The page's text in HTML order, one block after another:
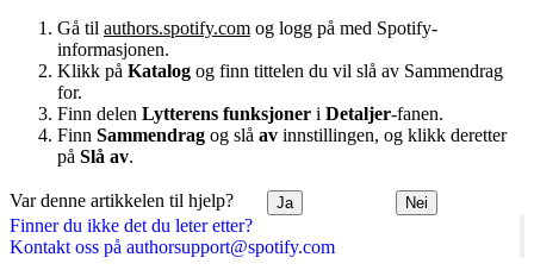
Finner du ikke det du leter etter?
Kontakt oss på authorsupport@spotify.com
Gå til authors.spotify.com og logg på med Spotify-
informasjonen.
Klikk på Katalog og finn tittelen du vil slå av Sammendrag
for.
Finn delen Lytterens funksjoner i Detaljer-fanen.
Finn Sammendrag og slå av innstillingen, og klikk deretter
på Slå av.
Var denne artikkelen til hjelp? Ja Nei